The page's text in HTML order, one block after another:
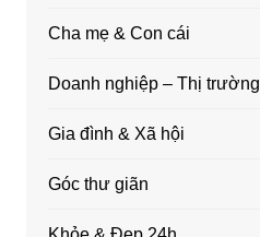
Cha mẹ & Con cái
Doanh nghiệp – Thị trường
Gia đình & Xã hội
Góc thư giãn